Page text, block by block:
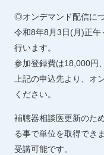
◎オンデマンド配信に
令和8年8月3日(月)正
行います。
参加登録費は18,000円
上記の申込先より、オ
ください。
補聴器相談医更新のた
る事で単位を取得でき
受講可能です。